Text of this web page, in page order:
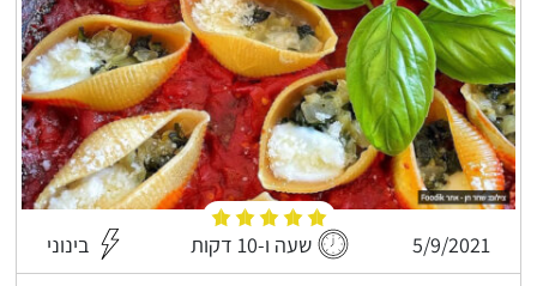
5/9/2021 שעה ו-10 דקות בינוני